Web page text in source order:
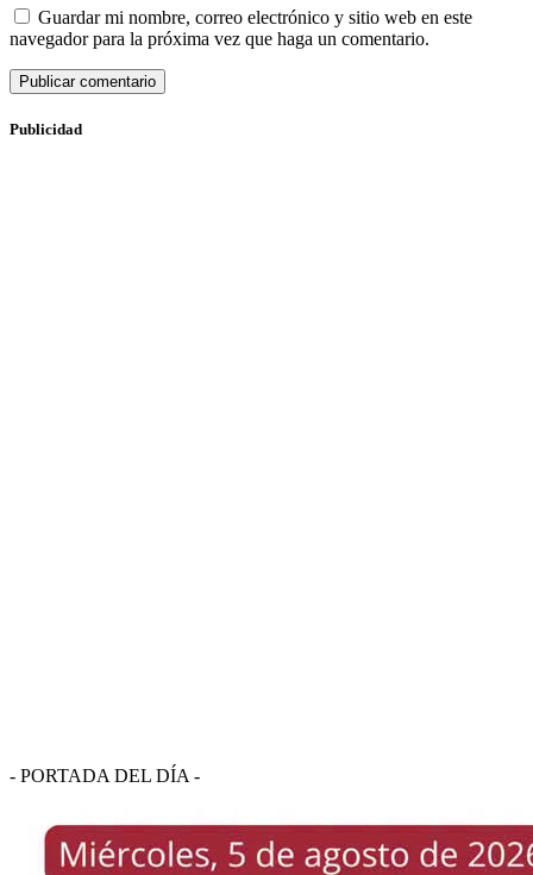
Guardar mi nombre, correo electrónico y sitio web en este
navegador para la próxima vez que haga un comentario.
Publicidad
- PORTADA DEL DÍA -